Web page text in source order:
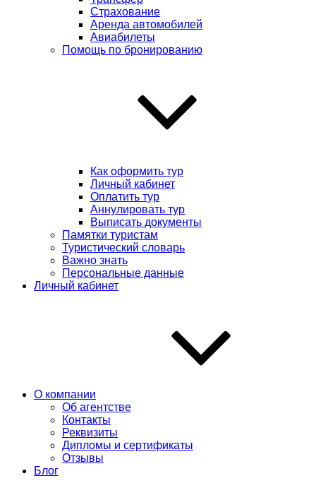
Страхование
Аренда автомобилей
Авиабилеты
Помощь по бронированию
Как оформить тур
Личный кабинет
Оплатить тур
Аннулировать тур
Выписать документы
Памятки туристам
Туристический словарь
Важно знать
Персональные данные
Личный кабинет
О компании
Об агентстве
Контакты
Реквизиты
Дипломы и сертификаты
Отзывы
Блог